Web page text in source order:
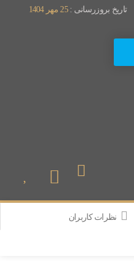
تاریخ بروزرسانی :25 مهر 1404
نظرات کاربران